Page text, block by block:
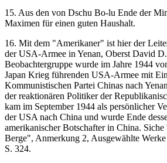
15. Aus den von Dschu Bo-lu Ende der
Maximen für einen guten Haushalt.
16. Mit dem "Amerikaner" ist hier der
der USA-Armee in Yenan, Oberst David
Beobachtergruppe wurde im Jahre 1944
Japan Krieg führenden USA-Armee mit
Kommunistischen Partei Chinas nach
der reaktionären Politiker der
kam im September 1944 als persönlicher
der USA nach China und wurde Ende
amerikanischer Botschafter in China.
Berge", Anmerkung 2, Ausgewählte
S. 324.